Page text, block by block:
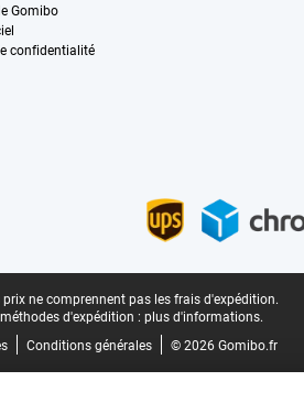
Gomibo
confidentialité
prix ne comprennent pas les frais d'expédition.
d'expédition : plus d'informations.
Conditions générales © 2026 Gomibo.fr